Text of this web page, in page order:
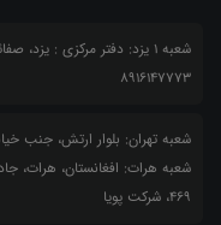
8916147773
شعبه تهران: بلوار ارتش، جنب
۴۶۹، شرکت پویا